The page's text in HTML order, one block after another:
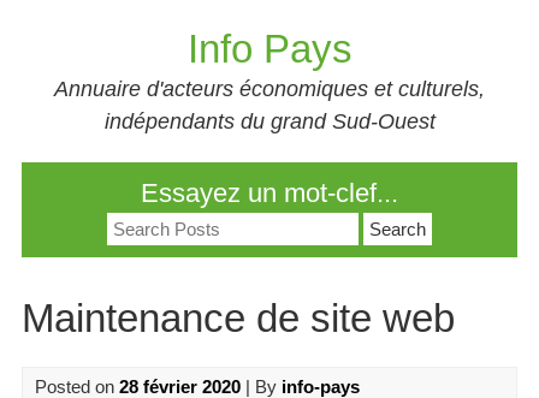
Info Pays
Annuaire d'acteurs économiques et culturels,
indépendants du grand Sud-Ouest
Essayez un mot-clef...
Search
for:
Maintenance de site web
Posted on 28 février 2020| By info-pays